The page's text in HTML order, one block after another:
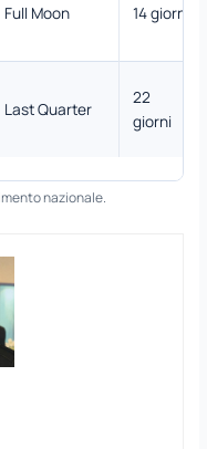
Full Moon 14 giorni
Last Quarter
22
giorni
nazionale.